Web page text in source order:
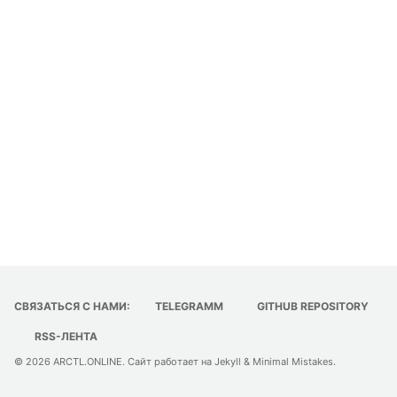
СВЯЗАТЬСЯ С НАМИ: TELEGRAMM GITHUB REPOSITORY
RSS-ЛЕНТА
© 2026 ARCTL.ONLINE. Сайт работает на Jekyll & Minimal Mistakes.